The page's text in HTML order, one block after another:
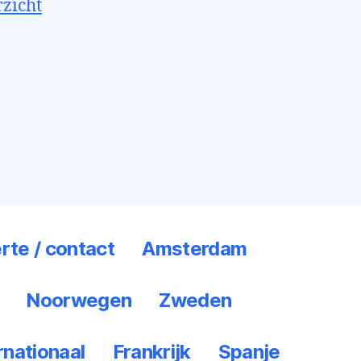
/ contact Amsterdam
Noorwegen Zweden
Frankrijk Spanje